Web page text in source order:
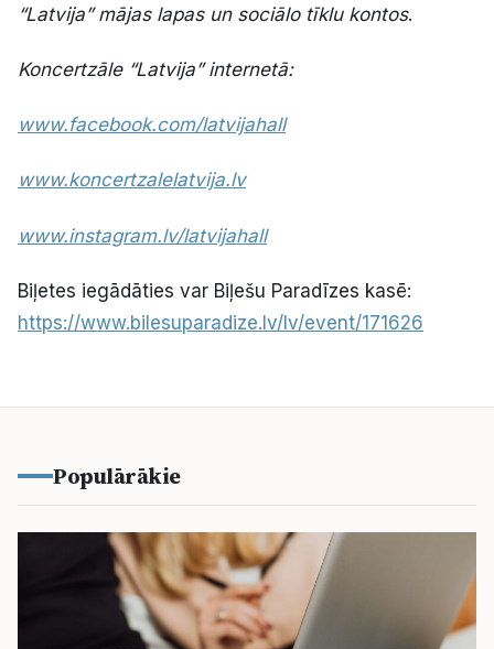
“Latvija” mājas lapas un sociālo tīklu kontos.
Koncertzāle “Latvija” internetā:
www.facebook.com/latvijahall
www.koncertzalelatvija.lv
www.instagram.lv/latvijahall
Biļetes iegādāties var Biļešu Paradīzes kasē:
https://www.bilesuparadize.lv/lv/event/171626
Populārākie